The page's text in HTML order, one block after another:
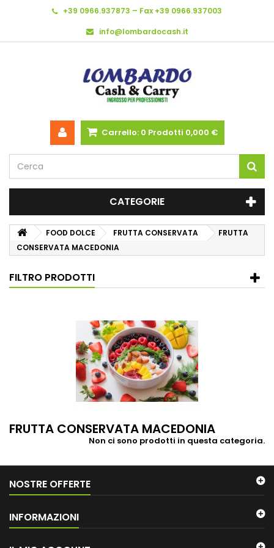
+39 0966.937873 – Fax +39 0966.937003
info@lombardocash.it
Carrello: 0 Prodotti 0,000 €
CATEGORIE
FOOD DOLCE FRUTTA CONSERVATA
FRUTTA
CONSERVATA MACEDONIA
FILTRO PRODOTTI
FRUTTA CONSERVATA MACEDONIA
Non ci sono prodotti in questa categoria.
NOSTRE OFFERTE
INFORMAZIONI